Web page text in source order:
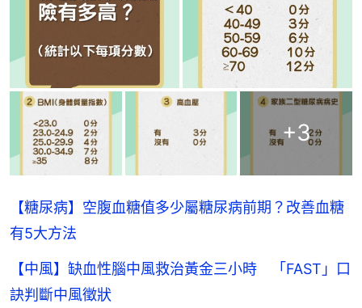
+3
【糖尿病】空腹血糖值多少屬糖尿病前期？改善血糖
有5大方法
【中風】缺血性腦中風救治黃金三小時 「FAST」口
訣判斷中風徵狀